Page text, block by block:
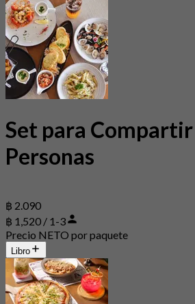
Set para
Personas
฿ 2.090
฿ 1,520 / 1-3
Precio NETO por paquete
Libro